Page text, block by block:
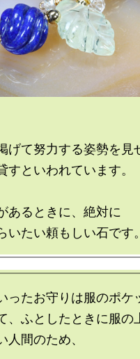
げて努力する姿勢を見
すといわれています。
あるときに、絶対に
ったお守りは服のポケ
、ふとしたときに服の
人間のため、